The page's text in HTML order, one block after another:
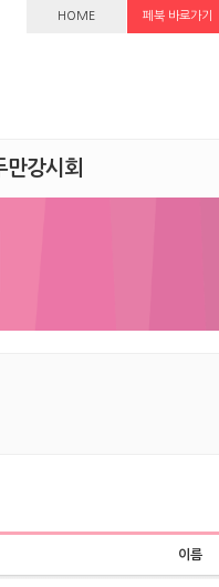
HOME 페북 바로가기
만강시회
이름